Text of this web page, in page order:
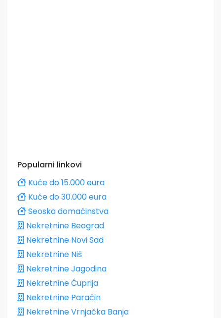
Popularni linkovi
Kuće do 15.000 eura
Kuće do 30.000 eura
Seoska domaćinstva
Nekretnine Beograd
Nekretnine Novi Sad
Nekretnine Niš
Nekretnine Jagodina
Nekretnine Ćuprija
Nekretnine Paraćin
Nekretnine Vrnjačka Banja